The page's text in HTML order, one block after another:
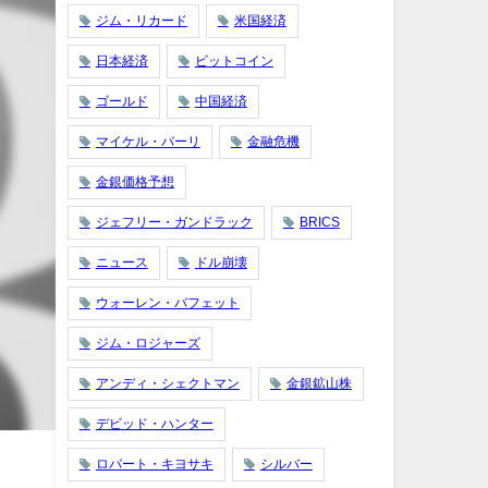
ジム・リカード 米国経済
日本経済 ビットコイン
ゴールド 中国経済
マイケル・バーリ 金融危機
金銀価格予想
ジェフリー・ガンドラック BRICS
ニュース ドル崩壊
ウォーレン・バフェット
ジム・ロジャーズ
アンディ・シェクトマン 金銀鉱山株
デビッド・ハンター
ロバート・キヨサキ シルバー